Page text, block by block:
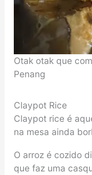
Otak otak que
Penang
Claypot Rice
Claypot rice é
na mesa ainda
O arroz é cozido
que faz uma